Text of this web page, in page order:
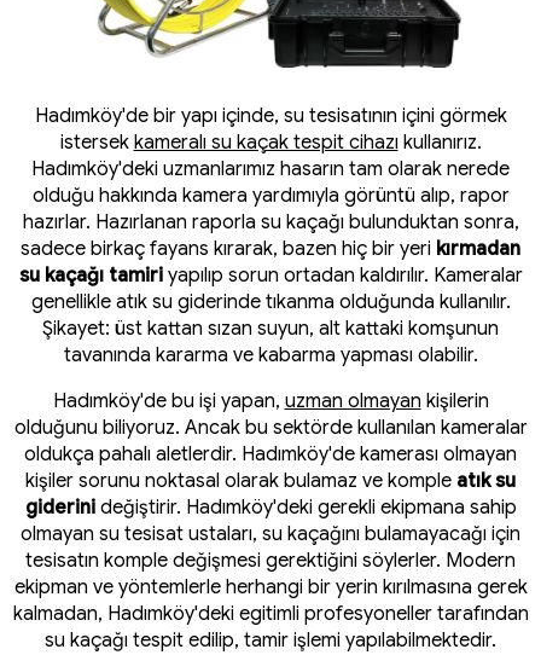
Hadımköy'de bir yapı içinde, su tesisatının içini görmek
istersek kameralı su kaçak tespit cihazı kullanırız.
Hadımköy'deki uzmanlarımız hasarın tam olarak nerede
olduğu hakkında kamera yardımıyla görüntü alıp, rapor
hazırlar. Hazırlanan raporla su kaçağı bulunduktan sonra,
sadece birkaç fayans kırarak, bazen hiç bir yeri kırmadan
su kaçağı tamiriyapılıp sorun ortadan kaldırılır. Kameralar
genellikle atık su giderinde tıkanma olduğunda kullanılır.
Şikayet: üst kattan sızan suyun, alt kattaki komşunun
tavanında kararma ve kabarma yapması olabilir.
Hadımköy'de bu işi yapan, uzman olmayan kişilerin
olduğunu biliyoruz. Ancak bu sektörde kullanılan kameralar
oldukça pahalı aletlerdir. Hadımköy'de kamerası olmayan
kişiler sorunu noktasal olarak bulamaz ve komple atık su
giderinideğiştirir. Hadımköy'deki gerekli ekipmana sahip
olmayan su tesisat ustaları, su kaçağını bulamayacağı için
tesisatın komple değişmesi gerektiğini söylerler. Modern
ekipman ve yöntemlerle herhangi bir yerin kırılmasına gerek
kalmadan, Hadımköy'deki egitimli profesyoneller tarafından
su kaçağı tespit edilip, tamir işlemi yapılabilmektedir.